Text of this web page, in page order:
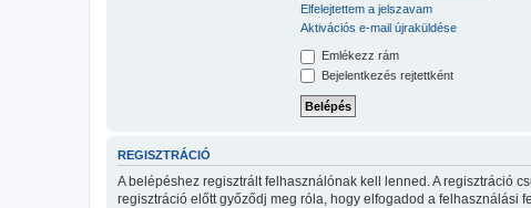
Elfelejtettem a jelszavam
Aktivációs e-mail újraküldése
Emlékezz rám
Bejelentkezés rejtettként
REGISZTRÁCIÓ
A belépéshez regisztrált felhasználónak kell lenned. A regisztráció
regisztráció előtt győződj meg róla, hogy elfogadod a felhasználási